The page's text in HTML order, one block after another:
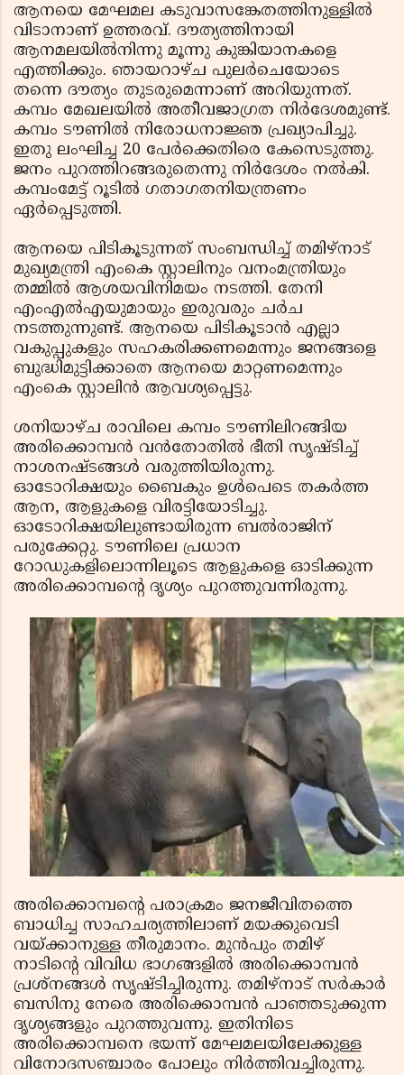
ആനയെ മേഘമല കടുവാസങ്കേതത്തിനുള്ളില്‍
വിടാനാണ് ഉത്തരവ്. ദൗത്യത്തിനായി
ആനമലയില്‍നിന്നു മൂന്നു കുങ്കിയാനകളെ
എത്തിക്കും. ഞായറാഴ്ച പുലര്‍ചെയോടെ
തന്നെ ദൗത്യം തുടരുമെന്നാണ് അറിയുന്നത്.
കമ്പം മേഖലയില്‍ അതീവജാഗ്രത നിര്‍ദേശമുണ്ട്.
കമ്പം ടൗണില്‍ നിരോധനാജ്ഞ പ്രഖ്യാപിച്ചു.
ഇതു ലംഘിച്ച 20 പേര്‍ക്കെതിരെ കേസെടുത്തു.
ജനം പുറത്തിറങ്ങരുതെന്നു നിര്‍ദേശം നല്‍കി.
കമ്പംമേട്ട് റൂടില്‍ ഗതാഗതനിയന്ത്രണം
ഏര്‍പ്പെടുത്തി.
ആനയെ പിടികൂടുന്നത് സംബന്ധിച്ച് തമിഴ്‌നാട്
മുഖ്യമന്ത്രി എംകെ സ്റ്റാലിനും വനംമന്ത്രിയും
തമ്മില്‍ ആശയവിനിമയം നടത്തി. തേനി
എംഎല്‍എയുമായും ഇരുവരും ചര്‍ച
നടത്തുന്നുണ്ട്. ആനയെ പിടികൂടാന്‍ എല്ലാ
വകുപ്പുകളും സഹകരിക്കണമെന്നും ജനങ്ങളെ
ബുദ്ധിമുട്ടിക്കാതെ ആനയെ മാറ്റണമെന്നും
എംകെ സ്റ്റാലിന്‍ ആവശ്യപ്പെട്ടു.
ശനിയാഴ്ച രാവിലെ കമ്പം ടൗണിലിറങ്ങിയ
അരിക്കൊമ്പന്‍ വന്‍തോതില്‍ ഭീതി സൃഷ്ടിച്ച്
നാശനഷ്ടങ്ങള്‍ വരുത്തിയിരുന്നു.
ഓടോറിക്ഷയും ബൈകും ഉള്‍പെടെ തകര്‍ത്ത
ആന, ആളുകളെ വിരട്ടിയോടിച്ചു.
ഓടോറിക്ഷയിലുണ്ടായിരുന്ന ബല്‍രാജിന്
പരുക്കേറ്റു. ടൗണിലെ പ്രധാന
റോഡുകളിലൊന്നിലൂടെ ആളുകളെ ഓടിക്കുന്ന
അരിക്കൊമ്പന്റെ ദൃശ്യം പുറത്തുവന്നിരുന്നു.
അരിക്കൊമ്പന്റെ പരാക്രമം ജനജീവിതത്തെ
ബാധിച്ച സാഹചര്യത്തിലാണ് മയക്കുവെടി
വയ്ക്കാനുള്ള തീരുമാനം. മുന്‍പും തമിഴ്
നാടിന്റെ വിവിധ ഭാഗങ്ങളില്‍ അരിക്കൊമ്പന്‍
പ്രശ്‌നങ്ങള്‍ സൃഷ്ടിച്ചിരുന്നു. തമിഴ്‌നാട് സര്‍കാര്‍
ബസിനു നേരെ അരിക്കൊമ്പന്‍ പാഞ്ഞടുക്കുന്ന
ദൃശ്യങ്ങളും പുറത്തുവന്നു. ഇതിനിടെ
അരിക്കൊമ്പനെ ഭയന്ന് മേഘമലയിലേക്കുള്ള
വിനോദസഞ്ചാരം പോലും നിര്‍ത്തിവച്ചിരുന്നു.